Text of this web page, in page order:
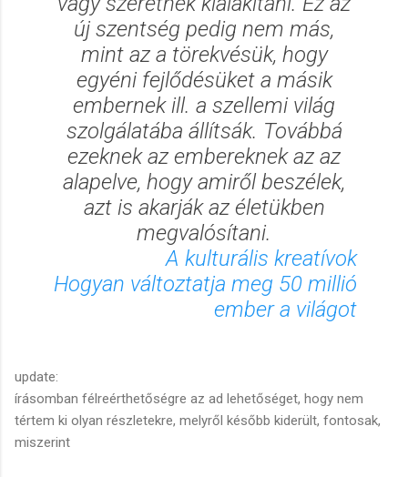
új szentség pedig nem más,
mint az a törekvésük, hogy
egyéni fejlődésüket a másik
embernek ill. a szellemi világ
szolgálatába állítsák. Továbbá
ezeknek az embereknek az az
alapelve, hogy amiről beszélek,
azt is akarják az életükben
megvalósítani.
A kulturális kreatívok
Hogyan változtatja meg 50 millió
ember a világot
update:
írásomban félreérthetőségre az ad lehetőséget, hogy nem
tértem ki olyan részletekre, melyről később kiderült, fontosak,
miszerint